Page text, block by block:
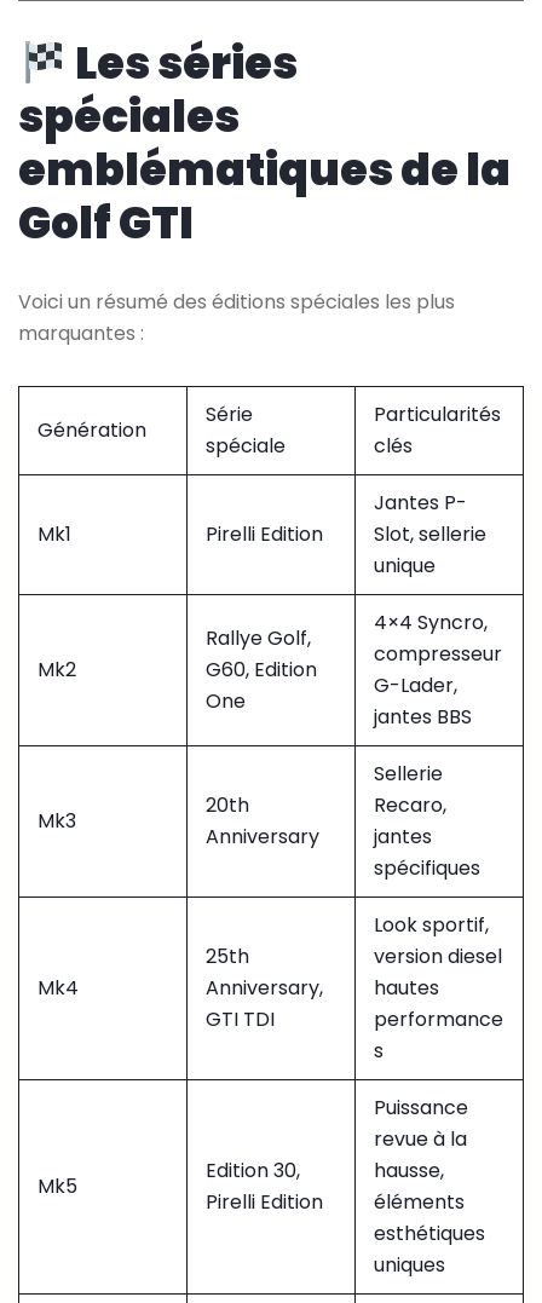
Les séries
spéciales
emblématiques de la
Golf GTI
Voici un résumé des éditions spéciales les plus
marquantes :
Génération
Série
spéciale
Particularités
clés
Mk1 Pirelli Edition
Jantes P-
Slot, sellerie
unique
Mk2
Rallye Golf,
G60, Edition
One
4×4 Syncro,
compresseur
G-Lader,
jantes BBS
Mk3
20th
Anniversary
Sellerie
Recaro,
jantes
spécifiques
Mk4
25th
Anniversary,
GTI TDI
Look sportif,
version diesel
hautes
performance
s
Mk5
Edition 30,
Pirelli Edition
Puissance
revue à la
hausse,
éléments
esthétiques
uniques